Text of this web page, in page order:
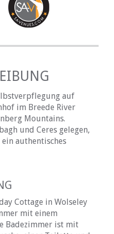
auf
im Breede River
Mountains.
und Ceres gelegen,
authentisches
Cottage in Wolseley
mit einem
Badezimmer ist mit